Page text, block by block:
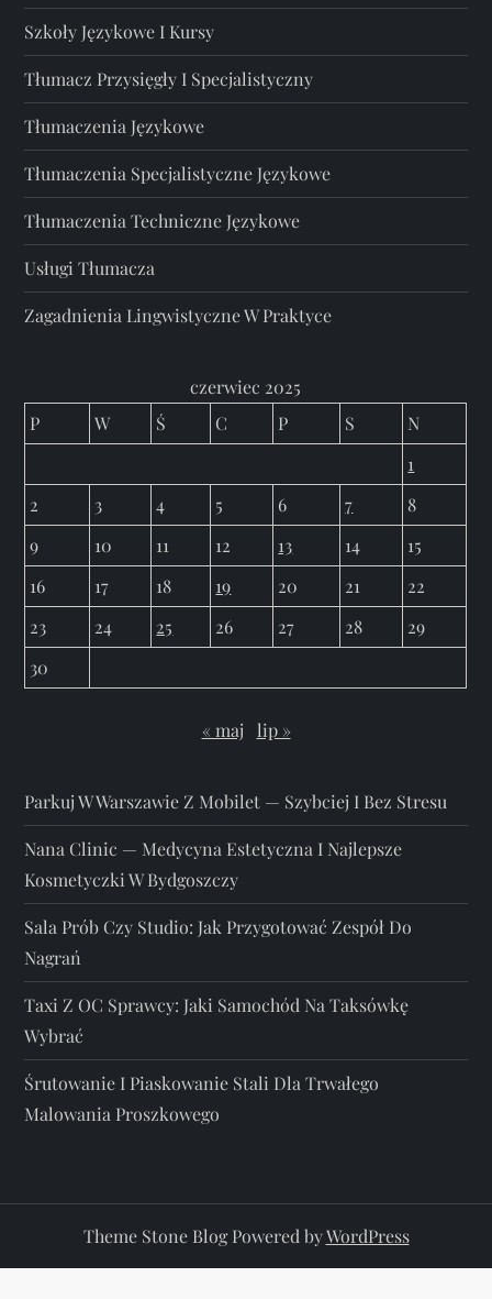
Szkoły Językowe I Kursy
Tłumacz Przysięgły I Specjalistyczny
Tłumaczenia Językowe
Tłumaczenia Specjalistyczne Językowe
Tłumaczenia Techniczne Językowe
Usługi Tłumacza
Zagadnienia Lingwistyczne W Praktyce
czerwiec 2025
P
W Ś C P S
N
1
2
3 4 5 6 7
8
9
10 11 12 13 14
15
16
17 18 19 20 21
22
23
24 25 26 27 28
29
30
« maj lip »
Parkuj W Warszawie Z Mobilet — Szybciej I Bez Stresu
Nana Clinic — Medycyna Estetyczna I Najlepsze
Kosmetyczki W Bydgoszczy
Sala Prób Czy Studio: Jak Przygotować Zespół Do
Nagrań
Taxi Z OC Sprawcy: Jaki Samochód Na Taksówkę
Wybrać
Śrutowanie I Piaskowanie Stali Dla Trwałego
Malowania Proszkowego
Theme Stone Blog Powered byWordPress